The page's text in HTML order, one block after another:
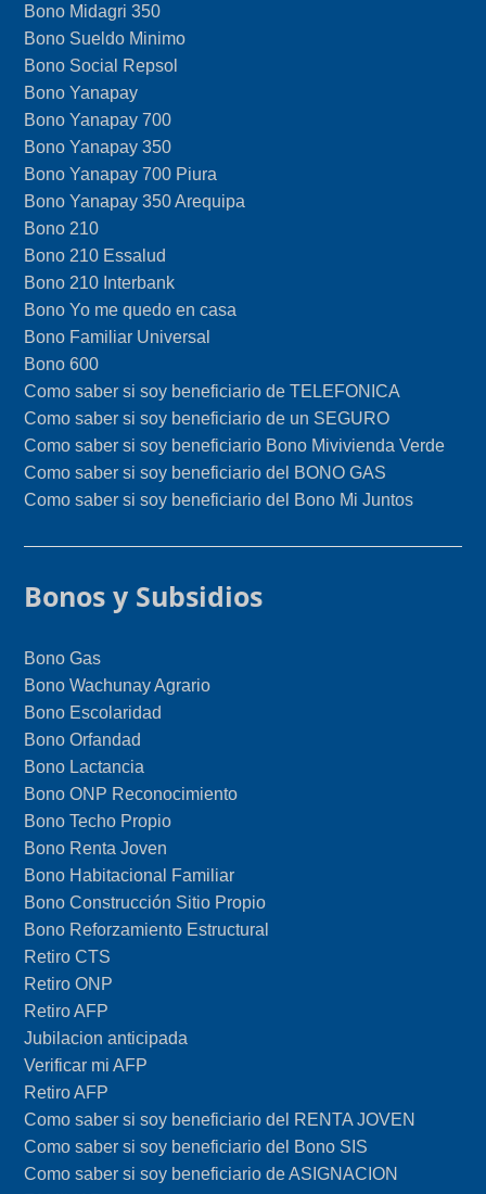
Bono Midagri 350
Bono Sueldo Minimo
Bono Social Repsol
Bono Yanapay
Bono Yanapay 700
Bono Yanapay 350
Bono Yanapay 700 Piura
Bono Yanapay 350 Arequipa
Bono 210
Bono 210 Essalud
Bono 210 Interbank
Bono Yo me quedo en casa
Bono Familiar Universal
Bono 600
Como saber si soy beneficiario de TELEFONICA
Como saber si soy beneficiario de un SEGURO
Como saber si soy beneficiario Bono Mivivienda Verde
Como saber si soy beneficiario del BONO GAS
Como saber si soy beneficiario del Bono Mi Juntos
Bonos y Subsidios
Bono Gas
Bono Wachunay Agrario
Bono Escolaridad
Bono Orfandad
Bono Lactancia
Bono ONP Reconocimiento
Bono Techo Propio
Bono Renta Joven
Bono Habitacional Familiar
Bono Construcción Sitio Propio
Bono Reforzamiento Estructural
Retiro CTS
Retiro ONP
Retiro AFP
Jubilacion anticipada
Verificar mi AFP
Retiro AFP
Como saber si soy beneficiario del RENTA JOVEN
Como saber si soy beneficiario del Bono SIS
Como saber si soy beneficiario de ASIGNACION